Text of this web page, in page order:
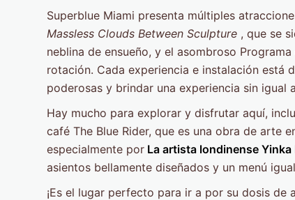
Superblue Miami presenta múltiples
Massless Clouds Between Sculpture , que se
neblina de ensueño, y el asombroso
rotación. Cada experiencia e instalación está
poderosas y brindar una experiencia sin igual
Hay mucho para explorar y disfrutar aquí,
café The Blue Rider, que es una obra de arte
especialmente por La artista londinense Yinka
asientos bellamente diseñados y un menú
¡Es el lugar perfecto para ir a por su dosis de